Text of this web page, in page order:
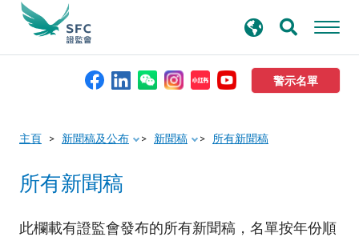
警示名單
本會簡介
監管職能
規則及標準
尋
主頁 新聞稿及公布 新聞稿 所有新聞稿
所有新聞稿
此欄載有證監會發布的所有新聞稿，名單按年份順